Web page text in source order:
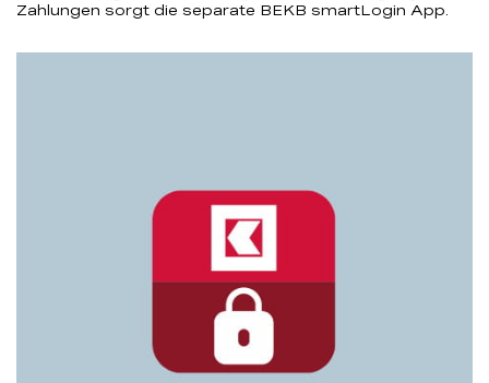
Zahlungen sorgt die separate BEKB smartLogin App.